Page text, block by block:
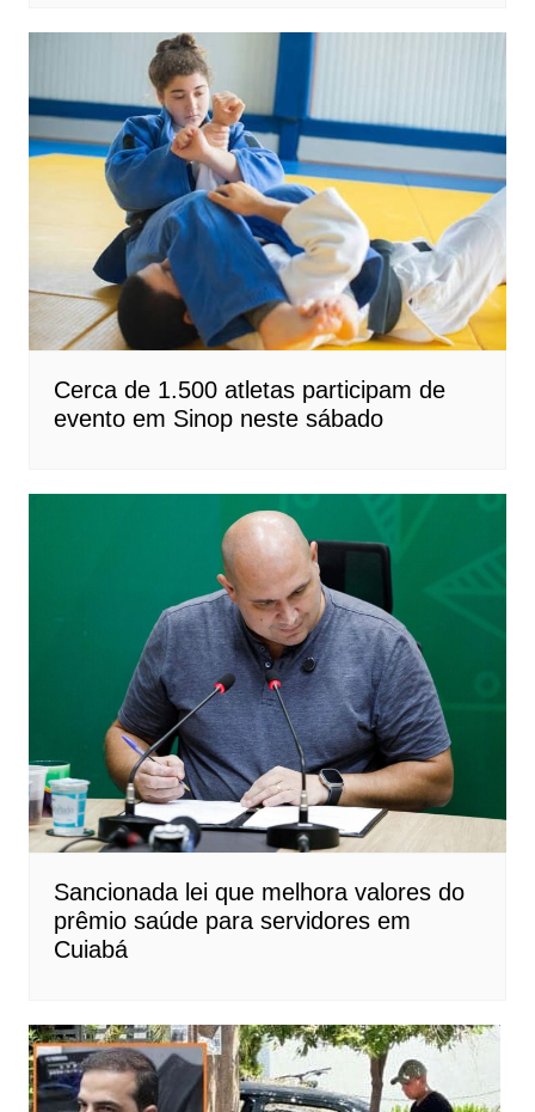
Cerca de 1.500 atletas participam de
evento em Sinop neste sábado
Sancionada lei que melhora valores do
prêmio saúde para servidores em
Cuiabá